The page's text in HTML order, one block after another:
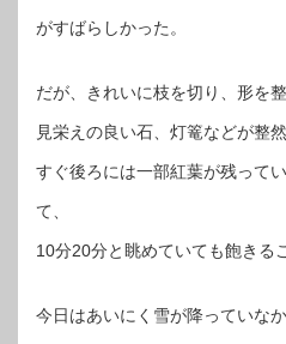
がすばらしかった。
だが、きれいに枝を切り、形を
見栄えの良い石、灯篭などが整
すぐ後ろには一部紅葉が残って
て、
10分20分と眺めていても飽きる
今日はあいにく雪が降っていなか